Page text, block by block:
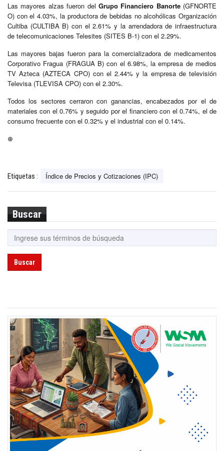
Las mayores alzas fueron del Grupo Financiero Banorte(GFNORTE
O) con el 4.03%, la productora de bebidas no alcohólicas Organización
Cultiba (CULTIBA B) con el 2.61% y la arrendadora de infraestructura
de telecomunicaciones Telesites (SITES B-1) con el 2.29%.
Las mayores bajas fueron para la comercializadora de medicamentos
Corporativo Fragua (FRAGUA B) con el 6.98%, la empresa de medios
TV Azteca (AZTECA CPO) con el 2.44% y la empresa de televisión
Televisa (TLEVISA CPO) con el 2.30%.
Todos los sectores cerraron con ganancias, encabezados por el de
materiales con el 0.76% y seguido por el financiero con el 0.74%, el de
consumo frecuente con el 0.32% y el industrial con el 0.14%.
⊕
Etiquetas : Índice de Precios y Cotizaciones (IPC)
Buscar
Buscar